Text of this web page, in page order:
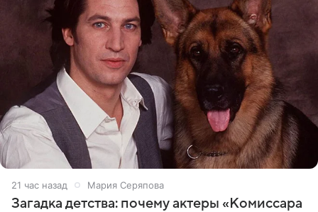
21 час назад Мария Серяпова
Загадка детства: почему актеры «Комиссара